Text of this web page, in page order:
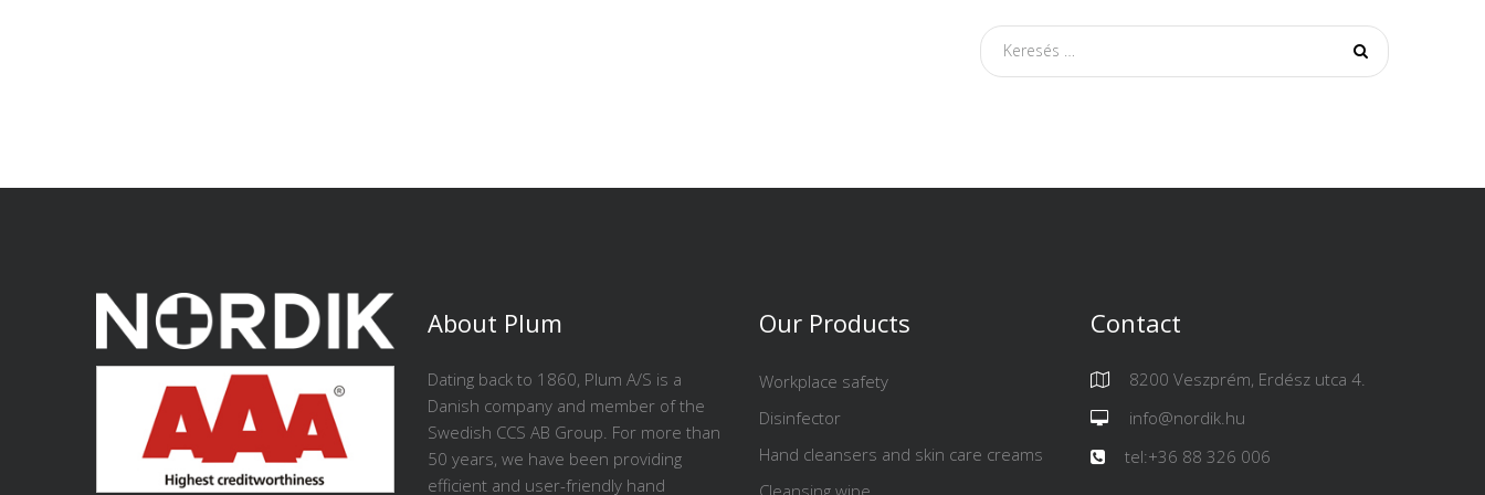
Search
for:
About Plum
Dating back to 1860, Plum A/S is a
Danish company and member of the
Swedish CCS AB Group. For more than
50 years, we have been providing
efficient and user-friendly hand
Our Products
Workplace safety
Disinfector
Hand cleansers and skin care creams
Cleansing wipe
Contact
8200 Veszprém, Erdész utca 4.
info@nordik.hu
tel:+36 88 326 006